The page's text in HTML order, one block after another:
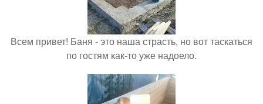
Всем привет! Баня - это наша страсть, но вот таскаться
по гостям как-то уже надоело.